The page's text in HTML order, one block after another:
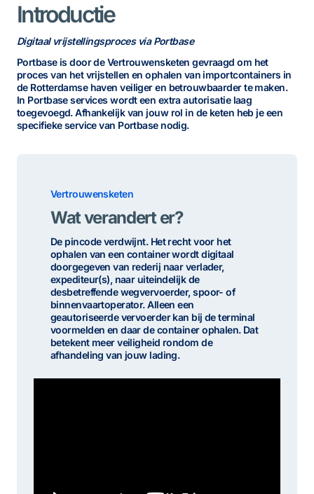
Introductie
Digitaal vrijstellingsproces via Portbase
Portbase is door de Vertrouwensketen gevraagd om het
proces van het vrijstellen en ophalen van importcontainers in
de Rotterdamse haven veiliger en betrouwbaarder te maken.
In Portbase services wordt een extra autorisatie laag
toegevoegd. Afhankelijk van jouw rol in de keten heb je een
specifieke service van Portbase nodig.
Vertrouwensketen
Wat verandert er?
De pincode verdwijnt. Het recht voor het
ophalen van een container wordt digitaal
doorgegeven van rederij naar verlader,
expediteur(s), naar uiteindelijk de
desbetreffende wegvervoerder, spoor- of
binnenvaartoperator. Alleen een
geautoriseerde vervoerder kan bij de terminal
voormelden en daar de container ophalen. Dat
betekent meer veiligheid rondom de
afhandeling van jouw lading.